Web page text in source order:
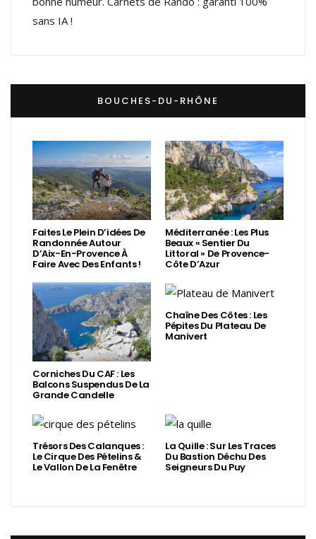
sans IA !
BOUCHES-DU-RHÔNE
Faites Le Plein D’idées De
Randonnée Autour
D’Aix-En-Provence À
Faire Avec Des Enfants !
Méditerranée : Les Plus
Beaux « Sentier Du
Littoral » De Provence-
Côte D’Azur
Corniches Du CAF : Les
Balcons Suspendus De La
Grande Candelle
Chaîne Des Côtes : Les
Pépites Du Plateau De
Manivert
Trésors Des Calanques :
Le Cirque Des Pételins &
Le Vallon De La Fenêtre
La Quille : Sur Les Traces
Du Bastion Déchu Des
Seigneurs Du Puy